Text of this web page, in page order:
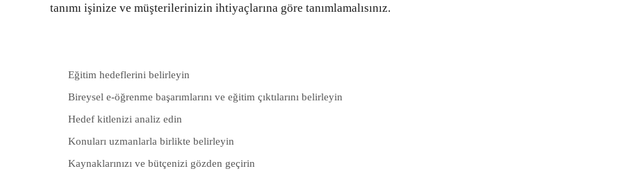
tanımı işinize ve müşterilerinizin ihtiyaçlarına göre tanımlamalısınız.
Eğitim hedeflerini belirleyin
Bireysel e-öğrenme başarımlarını ve eğitim çıktılarını belirleyin
Hedef kitlenizi analiz edin
Konuları uzmanlarla birlikte belirleyin
Kaynaklarınızı ve bütçenizi gözden geçirin